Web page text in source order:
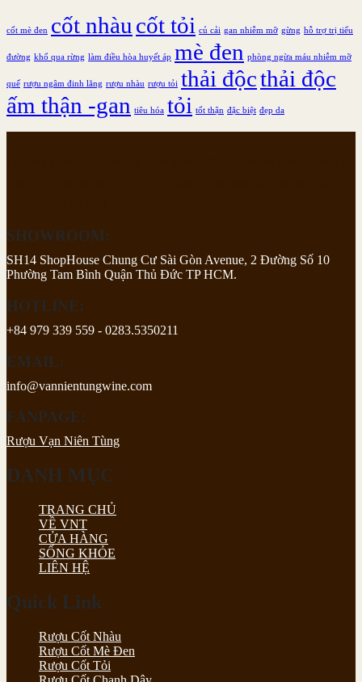
cốt mè đen cốt nhàu cốt tỏi củ cải gan nhiễm mỡ gừng hỗ trợ trị tiểu
đường khổ qua rừng làm điều hòa huyết áp mè đen phòng ngừa máu nhiễm mỡ
quế rượu ngâm đinh lăng rượu nhàu rượu tỏi thải độcthải độc
ấm thận -gan tiêu hóa tỏi tốt thận đặc biệt đẹp da
SHOWROOM:
SH14 ShopHouse Chung Cư Sài Gòn Avenue, 2 Đường Số 10
Phường Tam Bình Quận Thủ Đức TP HCM.
HOTLINE:
+84 979 339 559 - 0283.5350211
EMAIL:
info@vannientungwine.com
FANPAGE:
Rượu Vạn Niên Tùng
DANH MỤC
TRANG CHỦ
VỀ VNT
CỬA HÀNG
SỐNG KHỎE
LIÊN HỆ
Quick Link
Rượu Cốt Nhàu
Rượu Cốt Mè Đen
Rượu Cốt Tỏi